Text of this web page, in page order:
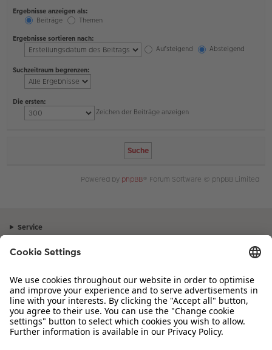
Ergebnisse anzeigen als:
Beiträge
Themen
Ergebnisse sortieren nach:
Aufsteigend
Absteigend
Suchzeitraum begrenzen:
Die ersten:
Zeichen der Beiträge anzeigen
Powered by phpBB® Forum Software © phpBB Limited
Service
Sortiment
Inspiration